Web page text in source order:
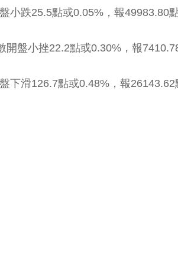
小跌25.5點或0.05%，報49983.80點
開盤小挫22.2點或0.30%，報7410.78
下滑126.7點或0.48%，報26143.62